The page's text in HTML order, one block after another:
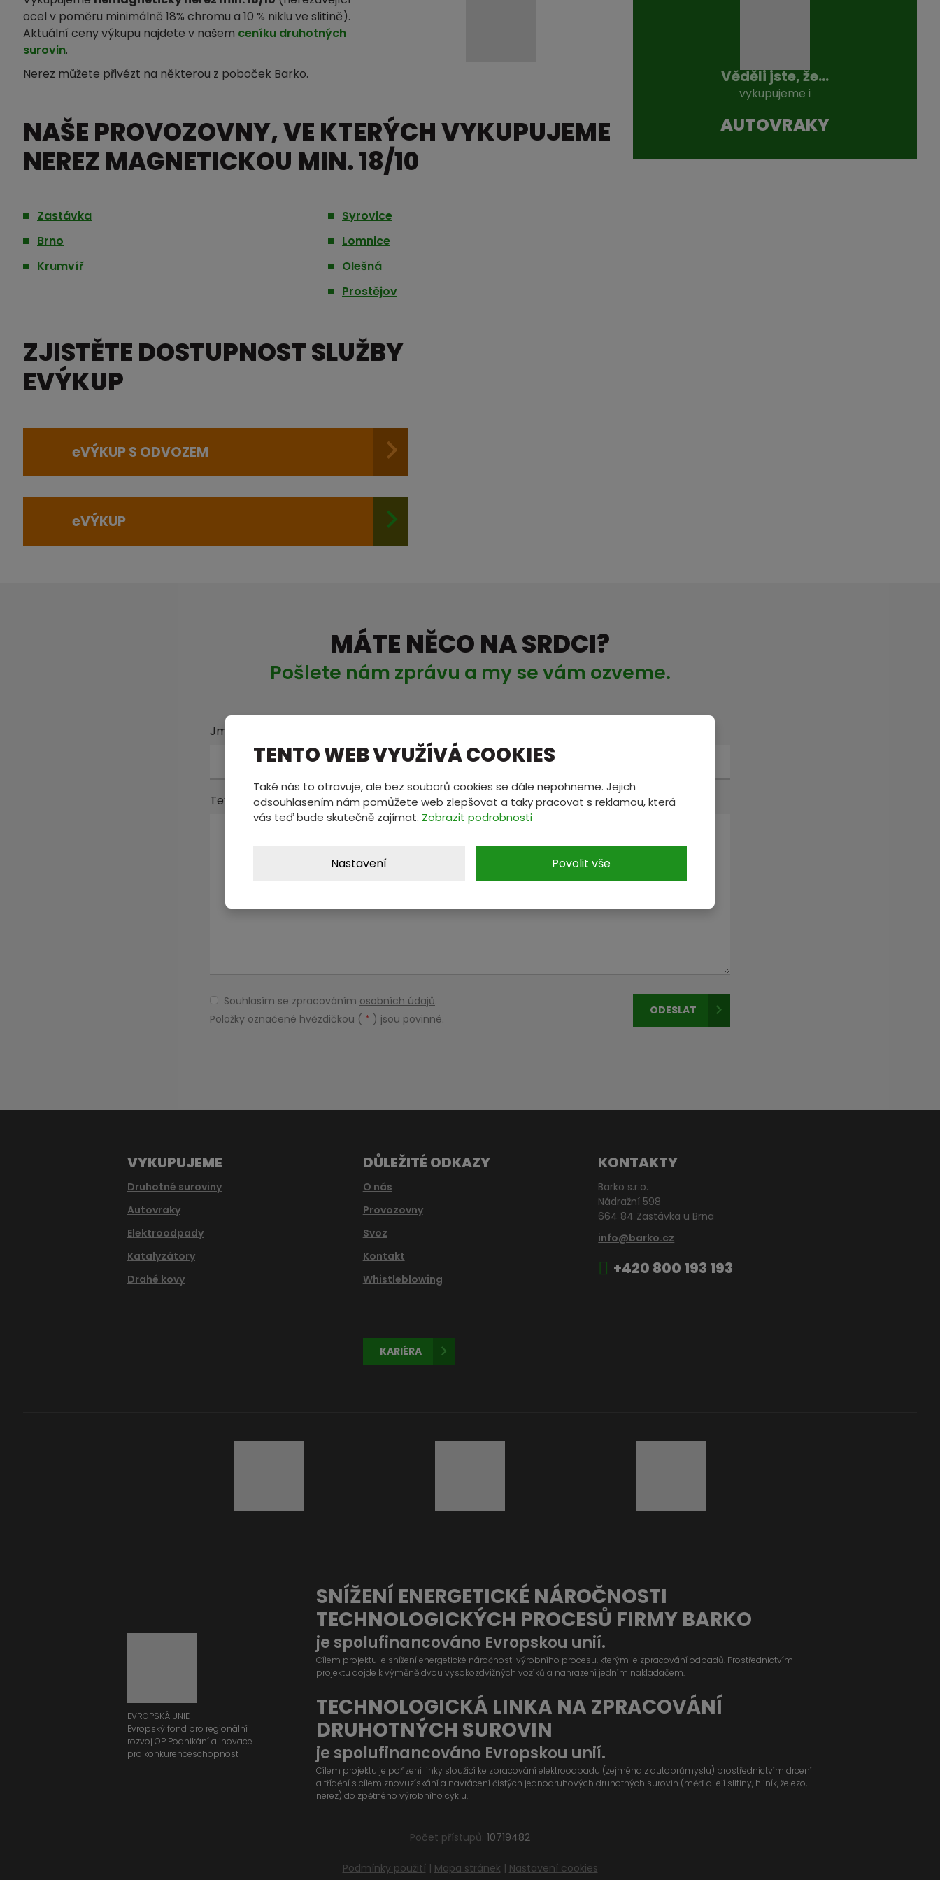
ocel v poměru minimálně 18% chromu a 10 % niklu ve slitině).
Aktuální ceny výkupu najdete v našem ceníku druhotných
surovin.
Nerez můžete přivézt na některou z poboček Barko.
NAŠE PROVOZOVNY, VE KTERÝCH VYKUPUJEME
NEREZ MAGNETICKOU MIN. 18/10
Zastávka
Brno
Krumvíř
Syrovice
Lomnice
Olešná
Prostějov
ZJISTĚTE DOSTUPNOST SLUŽBY
EVÝKUP
eVÝKUP S ODVOZEM
eVÝKUP
Věděli jste, že...
vykupujeme i
AUTOVRAKY
MÁTE NĚCO NA SRDCI?
Pošlete nám zprávu a my se vám ozveme.
Jméno a příjmení
Text zprávy*
Souhlasím
se
zpracováním
Souhlasím se zpracováním osobních údajů.
Položky označené hvězdičkou ( * ) jsou povinné.
ODESLAT
VYKUPUJEME
Druhotné suroviny
Autovraky
Elektroodpady
Katalyzátory
Drahé kovy
DŮLEŽITÉ ODKAZY
O nás
Provozovny
Svoz
Kontakt
Whistleblowing
KARIÉRA
KONTAKTY
Barko s.r.o.
Nádražní 598
664 84 Zastávka u Brna
info@barko.cz
+420 800 193 193
EVROPSKÁ UNIE
Evropský fond pro regionální
rozvoj OP Podnikání a inovace
pro konkurenceschopnost
SNÍŽENÍ ENERGETICKÉ NÁROČNOSTI
TECHNOLOGICKÝCH PROCESŮ FIRMY BARKO
je spolufinancováno Evropskou unií.
Cílem projektu je snížení energetické náročnosti výrobního procesu, kterým je zpracování odpadů. Prostřednictvím
projektu dojde k výměně dvou vysokozdvižných vozíků a nahrazení jedním nakladačem.
TECHNOLOGICKÁ LINKA NA ZPRACOVÁNÍ
DRUHOTNÝCH SUROVIN
je spolufinancováno Evropskou unií.
Cílem projektu je pořízení linky sloužící ke zpracování elektroodpadu (zejména z autoprůmyslu) prostřednictvím drcení
a třídění s cílem znovuzískání a navrácení čistých jednodruhových druhotných surovin (měď a její slitiny, hliník, železo,
nerez) do zpětného výrobního cyklu.
Počet přístupů: 10719482
Podmínky použití | Mapa stránek | Nastavení cookies
TENTO WEB VYUŽÍVÁ COOKIES
Také nás to otravuje, ale bez souborů cookies se dále nepohneme. Jejich
odsouhlasením nám pomůžete web zlepšovat a taky pracovat s reklamou, která
vás teď bude skutečně zajímat. Zobrazit podrobnosti
Nastavení Povolit vše